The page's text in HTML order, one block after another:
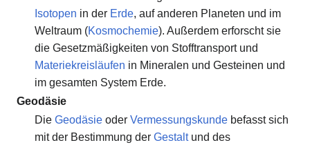
Isotopen in der Erde, auf anderen Planeten und im
Weltraum (Kosmochemie). Außerdem erforscht sie
die Gesetzmäßigkeiten von Stofftransport und
Materiekreisläufen in Mineralen und Gesteinen und
im gesamten System Erde.
Geodäsie
Die Geodäsieoder Vermessungskundebefasst sich
mit der Bestimmung der Gestaltund des